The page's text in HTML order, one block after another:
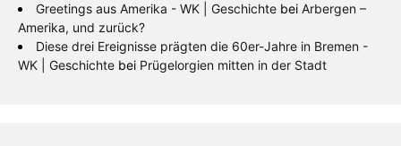
Greetings aus Amerika - WK | Geschichte bei Arbergen –
Amerika, und zurück?
Diese drei Ereignisse prägten die 60er-Jahre in Bremen -
WK | Geschichte bei Prügelorgien mitten in der Stadt